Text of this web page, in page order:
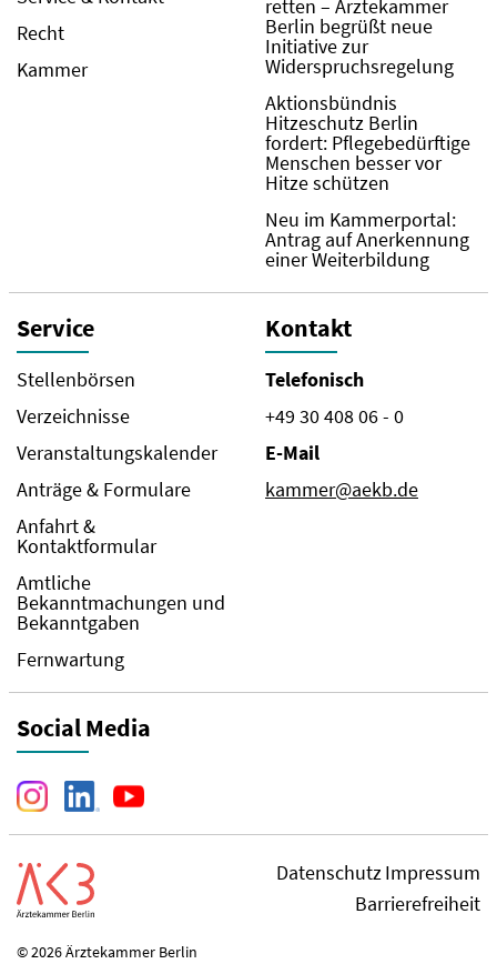
Recht
Kammer
retten – Ärztekammer
Berlin begrüßt neue
Initiative zur
Widerspruchsregelung
Aktionsbündnis
Hitzeschutz Berlin
fordert: Pflegebedürftige
Menschen besser vor
Hitze schützen
Neu im Kammerportal:
Antrag auf Anerkennung
einer Weiterbildung
Service
Stellenbörsen
Verzeichnisse
Veranstaltungskalender
Anträge & Formulare
Anfahrt &
Kontaktformular
Amtliche
Bekanntmachungen und
Bekanntgaben
Fernwartung
Kontakt
Telefonisch
+49 30 408 06 - 0
E-Mail
kammer@aekb.de
Social Media
DatenschutzImpressum
Barrierefreiheit
© 2026 Ärztekammer Berlin